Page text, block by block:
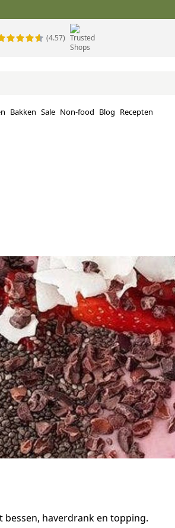
(4.57)
Bakken Sale Non-food Blog Recepten
haverdrank en topping.